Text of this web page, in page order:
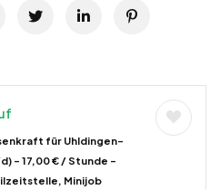
für Uhldingen-
– 17,00 € / Stunde –
Minijob